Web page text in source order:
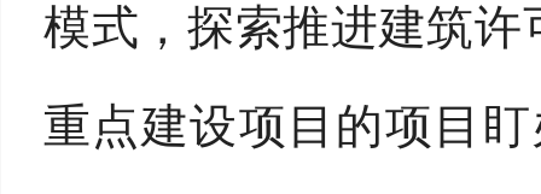
模式，探索推进建筑许
重点建设项目的项目